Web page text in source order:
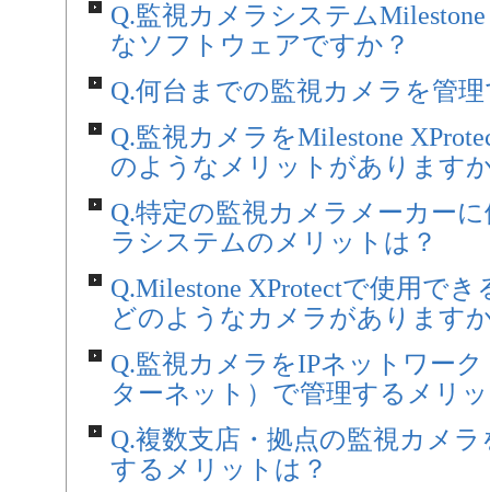
Q.監視カメラシステム
なソフトウェアですか？
Q.何台までの監視カメラを管
Q.監視カメラをMilestone
のようなメリットがあります
Q.特定の監視カメラメーカー
ラシステムのメリットは？
Q.Milestone XProtectで使用で
どのようなカメラがあります
Q.監視カメラをIPネットワー
ターネット）で管理するメリ
Q.複数支店・拠点の監視カメ
するメリットは？